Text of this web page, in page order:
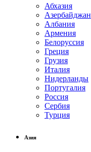
Абхазия
Азербайджан
Албания
Армения
Белоруссия
Греция
Грузия
Италия
Нидерланды
Португалия
Россия
Сербия
Турция
Азия